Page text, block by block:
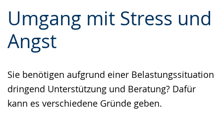
Umgang mit Stress und
Angst
Sie benötigen aufgrund einer Belastungssituation
dringend Unterstützung und Beratung? Dafür
kann es verschiedene Gründe geben.
Leichten
Sprache
wechseln.
Audio-
Unterstützung.
Video
in
Deutscher
wird
angezeigt.